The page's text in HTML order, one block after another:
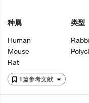
1篇参考文献
种属
Human
Mouse
Rat
类型